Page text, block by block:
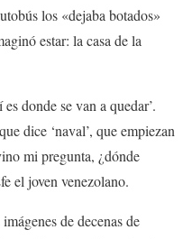
los «dejaba botados»
estar: la casa de la
donde se van a quedar’.
dice ‘naval’, que empiezan
mi pregunta, ¿dónde
el joven venezolano.
de decenas de